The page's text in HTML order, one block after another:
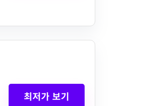
최저가 보기